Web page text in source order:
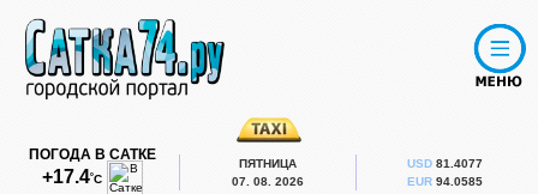
ПОГОДА В САТКЕ
+17.4˚С
ПЯТНИЦА
07. 08. 2026
USD 81.4077
EUR 94.0585